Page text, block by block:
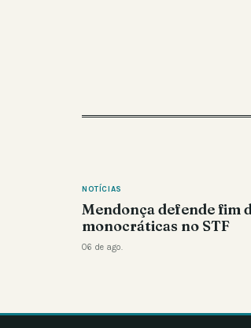
NOTÍCIAS
Mendonça defende fim
monocráticas no STF
06 de ago.